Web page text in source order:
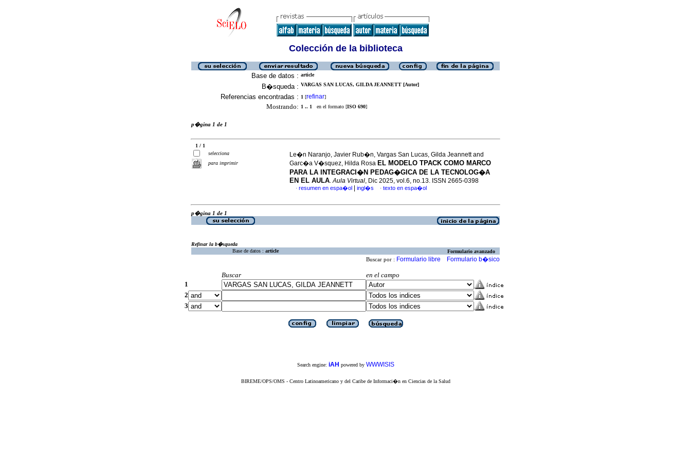
Colección de la biblioteca
Base de datos : article
B�squeda : VARGAS SAN LUCAS, GILDA JEANNETT [Autor]
Referencias encontradas : 1 [refinar]
Mostrando: 1 .. 1 en el formato [ISO 690]
p�gina 1 de 1
1 / 1
selecciona
para imprimir
Le�n Naranjo, Javier Rub�n, Vargas San Lucas, Gilda Jeannett and
Garc�a V�squez, Hilda Rosa EL MODELO TPACK COMO MARCO
PARA LA INTEGRACI�N PEDAG�GICA DE LA TECNOLOG�A
EN EL AULA.Aula Virtual, Dic 2025, vol.6, no.13. ISSN 2665-0398
· resumen en espa�ol ingl�s · texto en espa�ol
p�gina 1 de 1
Refinar la b�squeda
Base de datos : article Formulario avanzado
Buscar por : Formulario libre Formulario b�sico
Buscar
en el campo
1
2
3
Search engine: iAH powered by WWWISIS
BIREME/OPS/OMS - Centro Latinoamericano y del Caribe de Informaci�n en Ciencias de la Salud